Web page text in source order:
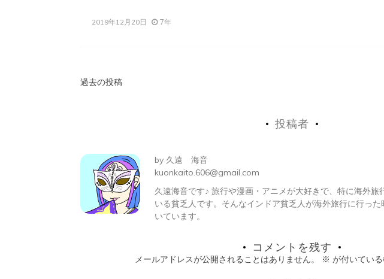
2019年12月20日 7年
投
ビ
ゲ
ー
過去の投稿
投稿者
by 久遠 海音
kuonkaito.606@gmail.com
久遠海音です♪ 旅行や漫画・アニメが大好きで、特に海外旅
いる貧乏人です。そんなインドア貧乏人が海外旅行に行っ
いています。
コメントを残す
メールアドレスが公開されることはありません。 ※ が付いてい